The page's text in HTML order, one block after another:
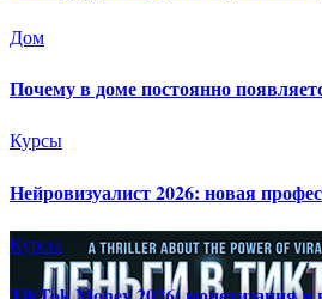
Дом
Почему в доме постоянно
Курсы
Нейровизуалист 2026: новая
Курсы